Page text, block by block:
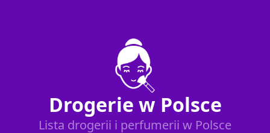
Drogerie w Polsce
Lista drogerii i perfumerii w Polsce